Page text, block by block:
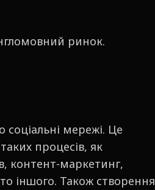
ринок.
мережі. Це
процесів, як
контент-маркетинг,
іншого. Також створення